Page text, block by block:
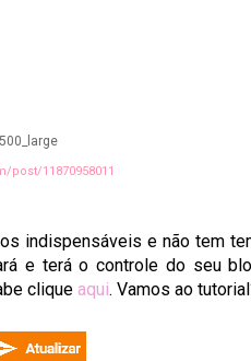
post/11870958011
indispensáveis e não tem
e terá o controle do seu
clique aqui. Vamos ao